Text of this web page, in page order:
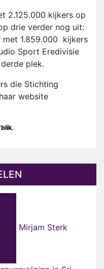
2.125.000 kijkers op
drie verder nog uit:
met 1.859.000 kijkers
Sport Eredivisie
plek.
die Stichting
website
Mirjam Sterk